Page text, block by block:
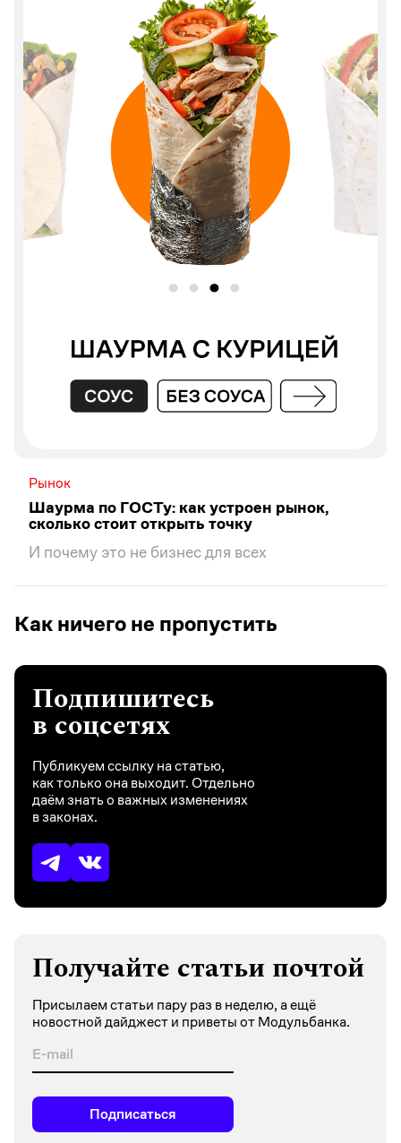
Рынок
Шаурма по ГОСТу: как устроен рынок,
сколько стоит открыть точку
И почему это не бизнес для всех
Как ничего не пропустить
Подпишитесь
в соцсетях
Публикуем ссылку на статью,
как только она выходит. Отдельно
даём знать о важных изменениях
в законах.
Получайте статьи почтой
Присылаем статьи пару раз в неделю, а ещё
новостной дайджест и приветы от Модульбанка.
Подписаться